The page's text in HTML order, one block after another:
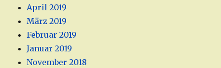
April 2019
März 2019
Februar 2019
Januar 2019
November 2018